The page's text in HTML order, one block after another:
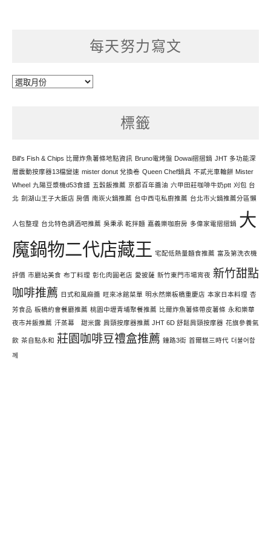
每天努力寫文
每
標籤
Bill's Fish & Chips 比爾炸魚薯條地點資訊 Bruno電烤盤 Dowai摺摺鍋 JHT 多功能深
層震動按摩器13檔變速 mister donut 兌換卷 Queen Chef鍋具 不貳光車輪餅 Mister
Wheel 九陽豆漿機d53食譜 五穀飯推薦 京都百年醬油 六甲田莊咖啡牛奶ptt 刈包 台
北 劍湖山王子大飯店 房價 南崁火鍋推薦 台中西屯私廚推薦 台北市火鍋推薦分區懶
人包整理 台北特色調酒吧推薦 吳秉承 乾拌麵 嘉義樂咖廚房 多偉家電摺摺鍋 大
魔鍋物二代店藏王 宅配低熱量麵食推薦 富及第洗衣機
評價 市廳站美食 布丁料理 彰化肉圓老店 愛披薩 新竹東門市場宵夜 新竹甜點
咖啡推薦 日式和風麻醬 旺來冰館菜單 明水然樂板橋重慶店 本家日本料理 杏
芳食品 板橋約會餐廳推薦 桃園中壢青埔聚餐推薦 比爾炸魚薯條帶皮薯條 永和樂華
夜市丼飯推薦 汗蒸幕 甜米露 肩頸按摩器推薦 JHT 6D 舒鬆肩頸按摩器 花旗參養氣
飲 茶自點永和 莊園咖啡豆禮盒推薦 鐘路3街 首爾糕三時代 더불어함
께